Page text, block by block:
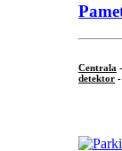
Centrala -
detektor -